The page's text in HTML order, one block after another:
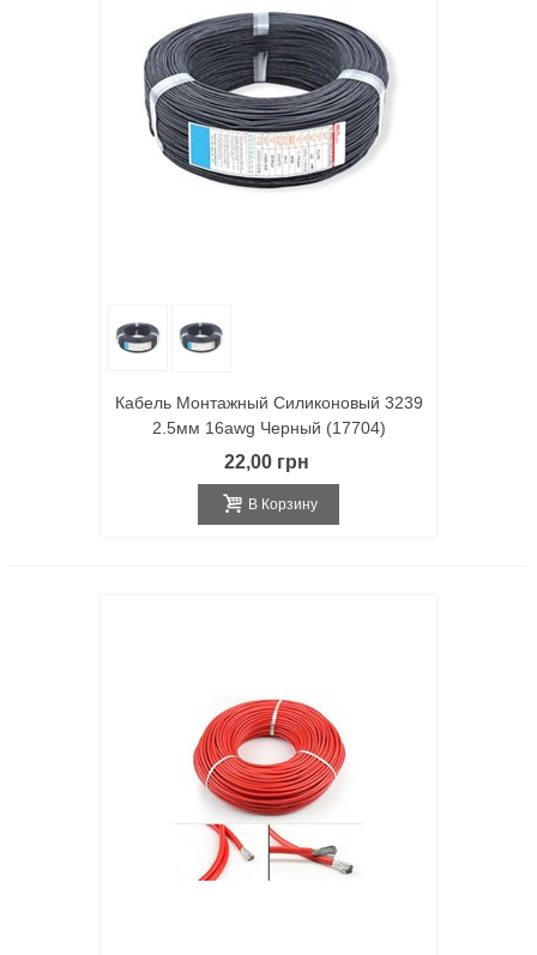
Кабель Монтажный Силиконовый 3239
2.5мм 16awg Черный (17704)
22,00 грн
В Корзину